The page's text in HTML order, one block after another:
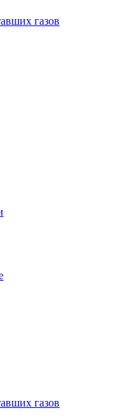
газов
газов